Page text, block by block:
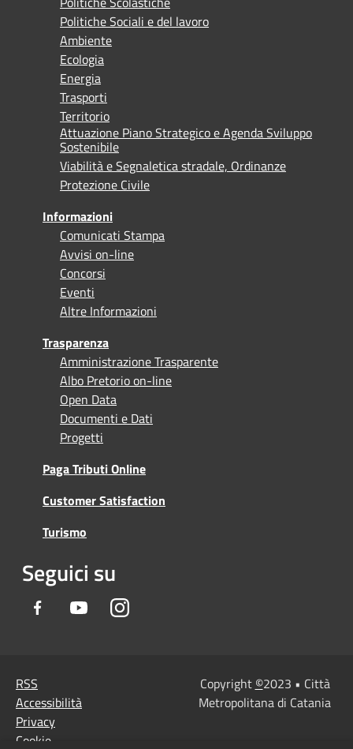
Politiche Sociali e del lavoro
Ambiente
Ecologia
Energia
Trasporti
Territorio
Attuazione Piano Strategico e Agenda Sviluppo
Sostenibile
Viabilità e Segnaletica stradale, Ordinanze
Protezione Civile
Informazioni
Comunicati Stampa
Avvisi on-line
Concorsi
Eventi
Altre Informazioni
Trasparenza
Amministrazione Trasparente
Albo Pretorio on-line
Open Data
Documenti e Dati
Progetti
Paga Tributi Online
Customer Satisfaction
Turismo
Seguici su
Facebook YoutubeInstagram
RSS
Accessibilità
Privacy
Cookie
Copyright ©2023 • Città
Metropolitana di Catania